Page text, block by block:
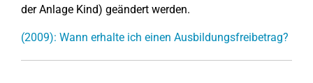
der Anlage Kind) geändert werden.
(2009): Wann erhalte ich einen Ausbildungsfreibetrag?